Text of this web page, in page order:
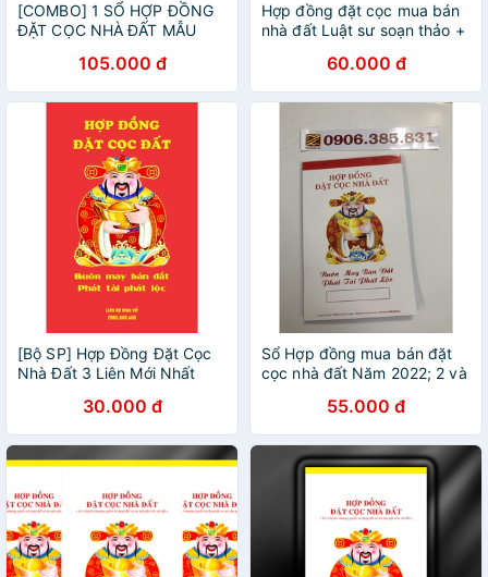
[COMBO] 1 SỔ HỢP ĐỒNG
ĐẶT CỌC NHÀ ĐẤT MẪU
105.000 đ
Hợp đồng đặt cọc mua bán
nhà đất Luật sư soạn thảo +
đảm bảo an toàn khi giao
dịch
60.000 đ
[Bộ SP] Hợp Đồng Đặt Cọc
Nhà Đất 3 Liên Mới Nhất
30.000 đ
Sổ Hợp đồng mua bán đặt
cọc nhà đất Năm 2022; 2 và
ràng, tích hợp giấy than
55.000 đ